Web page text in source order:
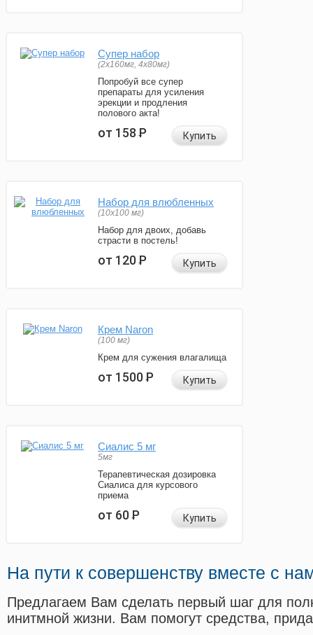
Супер набор
(2х160мг, 4х80мг)
Попробуй все супер
препараты для усиления
эрекции и продления
полового акта!
от 158Р Купить
Набор для влюбленных
(10х100 мг)
Набор для двоих, добавь
страсти в постель!
от 120Р Купить
Крем Naron
(100 мг)
Крем для сужения влагалища
от 1500Р Купить
Сиалис 5 мг
5мг
Терапевтическая дозировка
Сиалиса для курсового
приема
от 60Р Купить
На пути к совершенству вместе с
Предлагаем Вам сделать первый шаг для
инитмной жизни. Вам помогут средства,